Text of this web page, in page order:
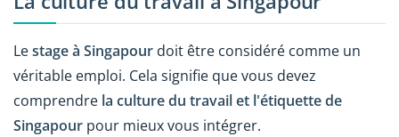
Lestage à Singapour doit être considéré comme un
véritable emploi. Cela signifie que vous devez
comprendre la culture du travail et l'étiquette de
Singapour pour mieux vous intégrer.